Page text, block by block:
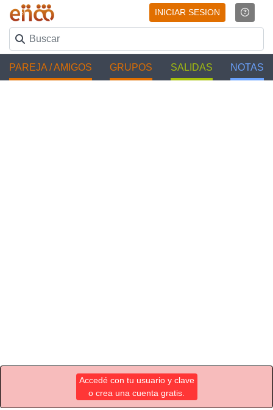
INICIAR SESION
PAREJA / AMIGOS GRUPOS SALIDAS NOTAS
Accedé con tu usuario y clave
o crea una cuenta gratis.